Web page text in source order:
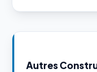
Autres